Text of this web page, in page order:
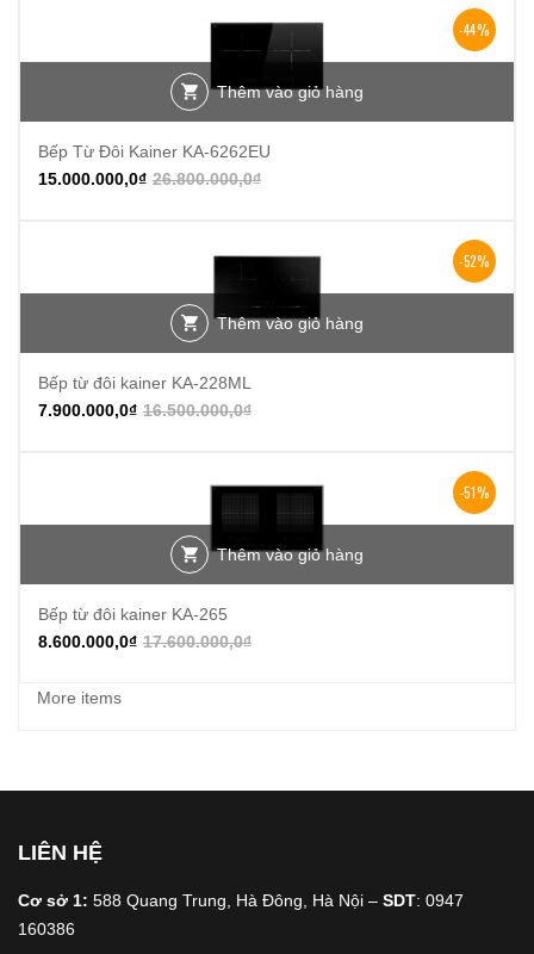
-44%
Thêm vào giỏ hàng
Bếp Từ Đôi Kainer KA-6262EU
26.800.000,0₫
15.000.000,0₫
-52%
Thêm vào giỏ hàng
Bếp từ đôi kainer KA-228ML
16.500.000,0₫
7.900.000,0₫
-51%
Thêm vào giỏ hàng
Bếp từ đôi kainer KA-265
17.600.000,0₫
8.600.000,0₫
More items
LIÊN HỆ
Cơ sở 1: 588 Quang Trung, Hà Đông, Hà Nội – SDT: 0947
160386